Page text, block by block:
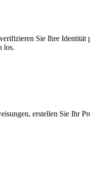
Sie Ihre Identität
los.
erstellen Sie Ihr